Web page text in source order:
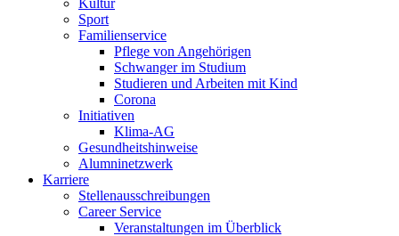
Kultur
Sport
Familienservice
Pflege von Angehörigen
Schwanger im Studium
Studieren und Arbeiten mit Kind
Corona
Initiativen
Klima-AG
Gesundheitshinweise
Alumninetzwerk
Karriere
Stellenausschreibungen
Career Service
Veranstaltungen im Überblick